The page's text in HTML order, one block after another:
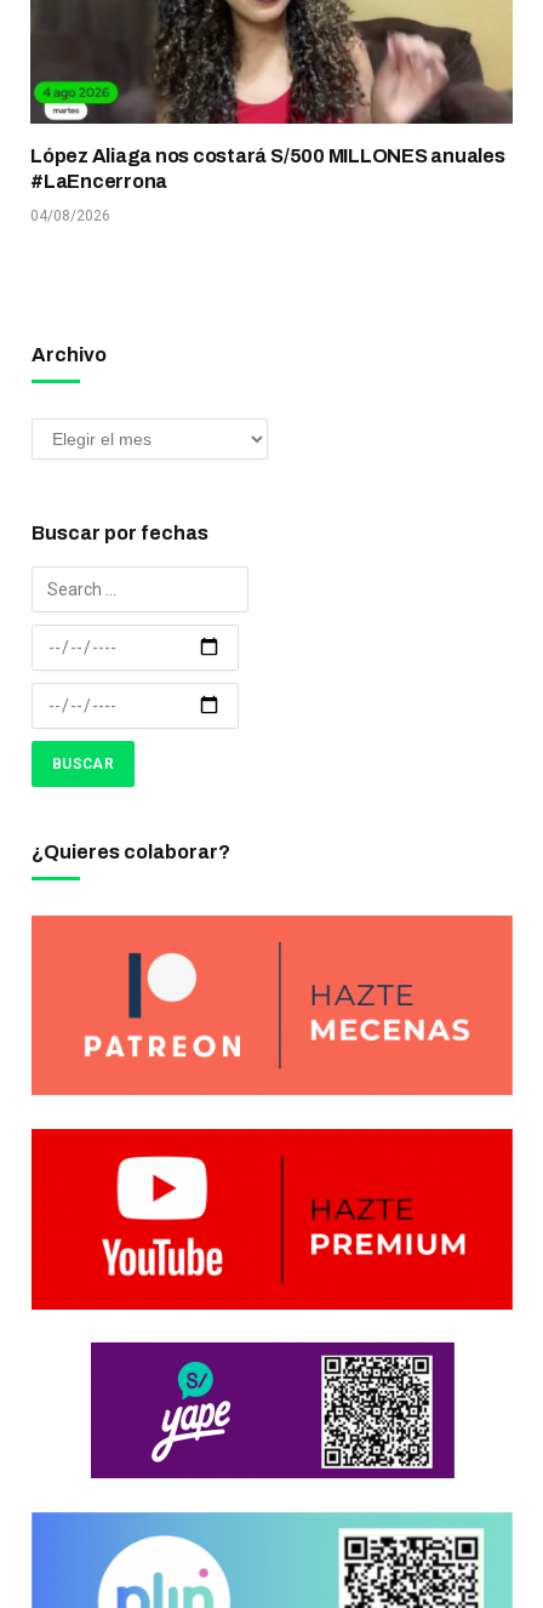
López Aliaga nos costará S/500 MILLONES anuales
#LaEncerrona
04/08/2026
Archivo
Buscar por fechas
¿Quieres colaborar?